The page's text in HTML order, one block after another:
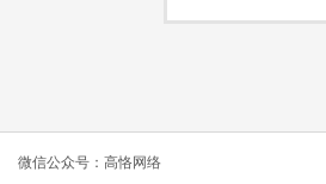
微信公众号：高恪网络